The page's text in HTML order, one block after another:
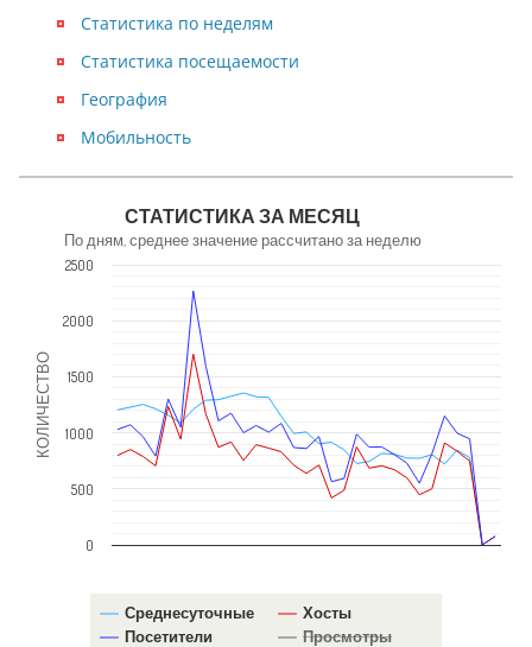
Статистика посещаемости
География
Мобильность
Статистика по неделям
КОЛИЧЕСТВО
СТАТИСТИКА ЗА МЕСЯЦ
По дням, среднее значение рассчитано за неделю
Среднесуточные
Хосты
Посетители
Просмотры
0
500
1000
1500
2000
2500